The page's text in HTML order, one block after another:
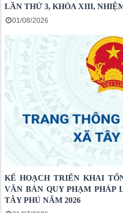
LẦN THỨ 3, KHÓA XIII, NHIỆM
01/08/2026
KẾ HOẠCH TRIỂN KHAI
VĂN BẢN QUY PHẠM PHÁP
TÂY PHÚ NĂM 2026